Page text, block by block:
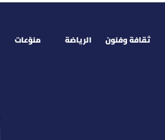
ثقافة وفنون الرياضة منوّعات